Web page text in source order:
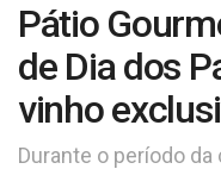
Pátio
de Dia dos
vinho
Durante o período da